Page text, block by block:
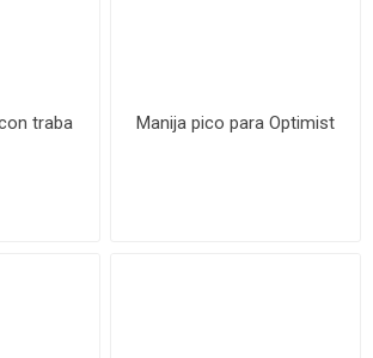
traba
Manija pico para Optimist